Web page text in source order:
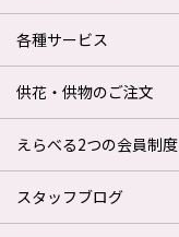
各種サービス
供花・供物のご注文
えらべる2つの会員制度
スタッフブログ